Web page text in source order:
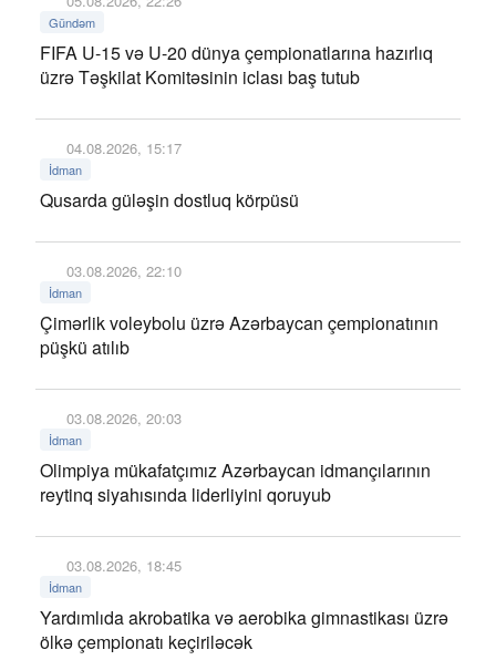
Gündəm
FIFA U-15 və U-20 dünya çempionatlarına hazırlıq
üzrə Təşkilat Komitəsinin iclası baş tutub
04.08.2026, 15:17
İdman
Qusarda güləşin dostluq körpüsü
03.08.2026, 22:10
İdman
Çimərlik voleybolu üzrə Azərbaycan çempionatının
püşkü atılıb
03.08.2026, 20:03
İdman
Olimpiya mükafatçımız Azərbaycan idmançılarının
reytinq siyahısında liderliyini qoruyub
03.08.2026, 18:45
İdman
Yardımlıda akrobatika və aerobika gimnastikası üzrə
ölkə çempionatı keçiriləcək